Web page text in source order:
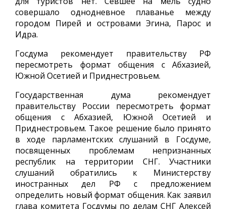
совершало однодневное плаванье между
городом Пирей и островами Эгина, Парос и
Идра.
Госдума рекомендует правительству РФ
пересмотреть формат общения с Абхазией,
Южной Осетией и Приднестровьем.
Государственная дума рекомендует
правительству России пересмотреть формат
общения с Абхазией, Южной Осетией и
Приднестровьем. Такое решение было принято
в ходе парламентских слушаний в Госдуме,
посвященных проблемам непризнанных
республик на территории СНГ. Участники
слушаний обратились к Министерству
иностранных дел РФ с предложением
определить новый формат общения. Как заявил
глава комитета Госдумы по делам СНГ Алексей